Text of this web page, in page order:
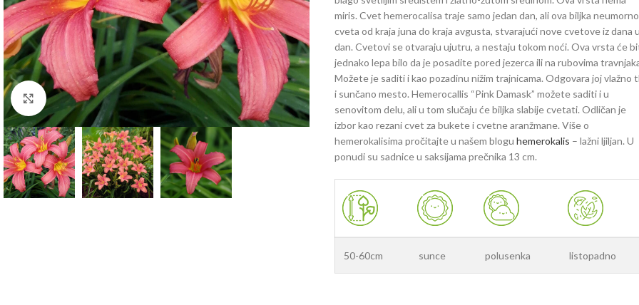
Klknite da uvećate
miris. Cvet hemerocalisa traje samo jedan dan, ali ova biljka neumorno
cveta od kraja juna do kraja avgusta, stvarajući nove cvetove iz dana u
dan. Cvetovi se otvaraju ujutru, a nestaju tokom noći. Ova vrsta će
jednako lepa bilo da je posadite pored jezerca ili na rubovima
Možete je saditi i kao pozadinu nižim trajnicama. Odgovara joj vlažno
i sunčano mesto. Hemerocallis “Pink Damask” možete saditi i u
senovitom delu, ali u tom slučaju će biljka slabije cvetati. Odličan je
izbor kao rezani cvet za bukete i cvetne aranžmane. Više o
hemerokalisima pročitajte u našem bloguhemerokalis – lažni ljiljan. U
ponudi su sadnice u saksijama prečnika 13 cm.
50-60cm sunce polusenka listopadno